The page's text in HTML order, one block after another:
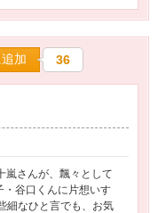
加 36
嵐さんが、飄々として
・谷口くんに片想いす
細なひと言でも、お気